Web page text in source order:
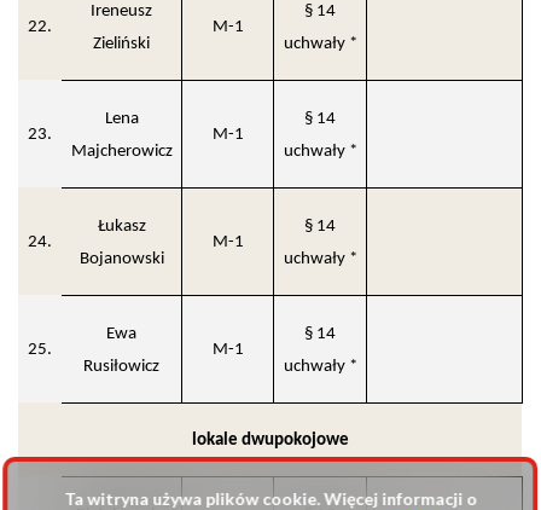
22.
Ireneusz
Zieliński
M-1
§ 14
uchwały *
23.
Lena
Majcherowicz
M-1
§ 14
uchwały *
24.
Łukasz
Bojanowski
M-1
§ 14
uchwały *
25.
Ewa
Rusiłowicz
M-1
§ 14
uchwały *
lokale dwupokojowe
Ta witryna używa plików cookie. Więcej informacji o